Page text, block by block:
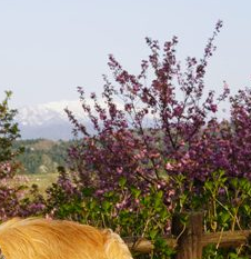
メ
ニ
ュ
ー